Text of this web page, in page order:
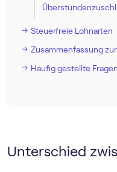
Steuerfreie Lohnarten
Zusammenfassung
Häufig gestellte
Unterschied